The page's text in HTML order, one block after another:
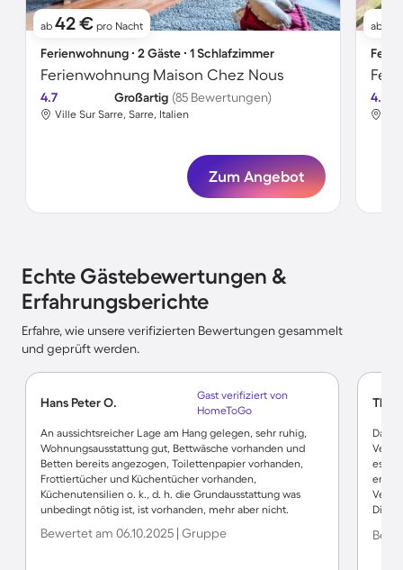
ab 42 € pro Nacht
Ferienwohnung ∙ 2 Gäste ∙ 1 Schlafzimmer
Ferienwohnung Maison Chez Nous
4.7 Großartig (85 Bewertungen)
Ville Sur Sarre, Sarre, Italien
Zum Angebot
ab
4.7
Echte Gästebewertungen &
Erfahrungsberichte
Erfahre, wie unsere verifizierten Bewertungen gesammelt
und geprüft werden.
Hans Peter O.
Gast verifiziert von
HomeToGo
An aussichtsreicher Lage am Hang gelegen, sehr ruhig,
Wohnungsausstattung gut, Bettwäsche vorhanden und
Betten bereits angezogen, Toilettenpapier vorhanden,
Frottiertücher und Küchentücher vorhanden,
Küchenutensilien o. k., d. h. die Grundausstattung was
unbedingt nötig ist, ist vorhanden, mehr aber nicht.
Bewertet am 06.10.2025 | Gruppe
Das
es
Die
keine